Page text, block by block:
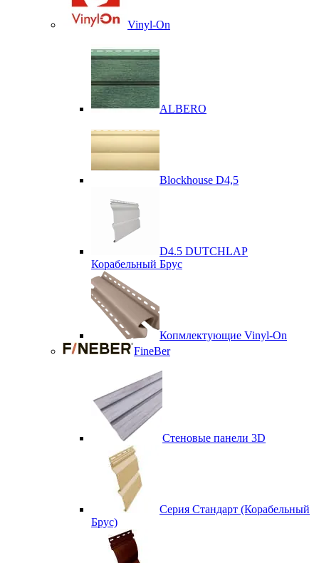
Vinyl-On
ALBERO
Blockhouse D4,5
D4.5 DUTCHLAP
Корабельный Брус
Копмлектующие Vinyl-On
FineBer
Стеновые панели 3D
Серия Стандарт (Корабельный
Брус)